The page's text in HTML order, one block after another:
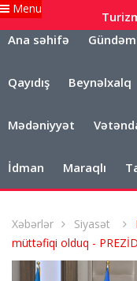
Menu
Ana səhifə Gündəm
Qayıdış Beynəlxalq
Mədəniyyət
İdman Maraqlı
Xəbərlər Siyasət
müttəfiqi olduq -